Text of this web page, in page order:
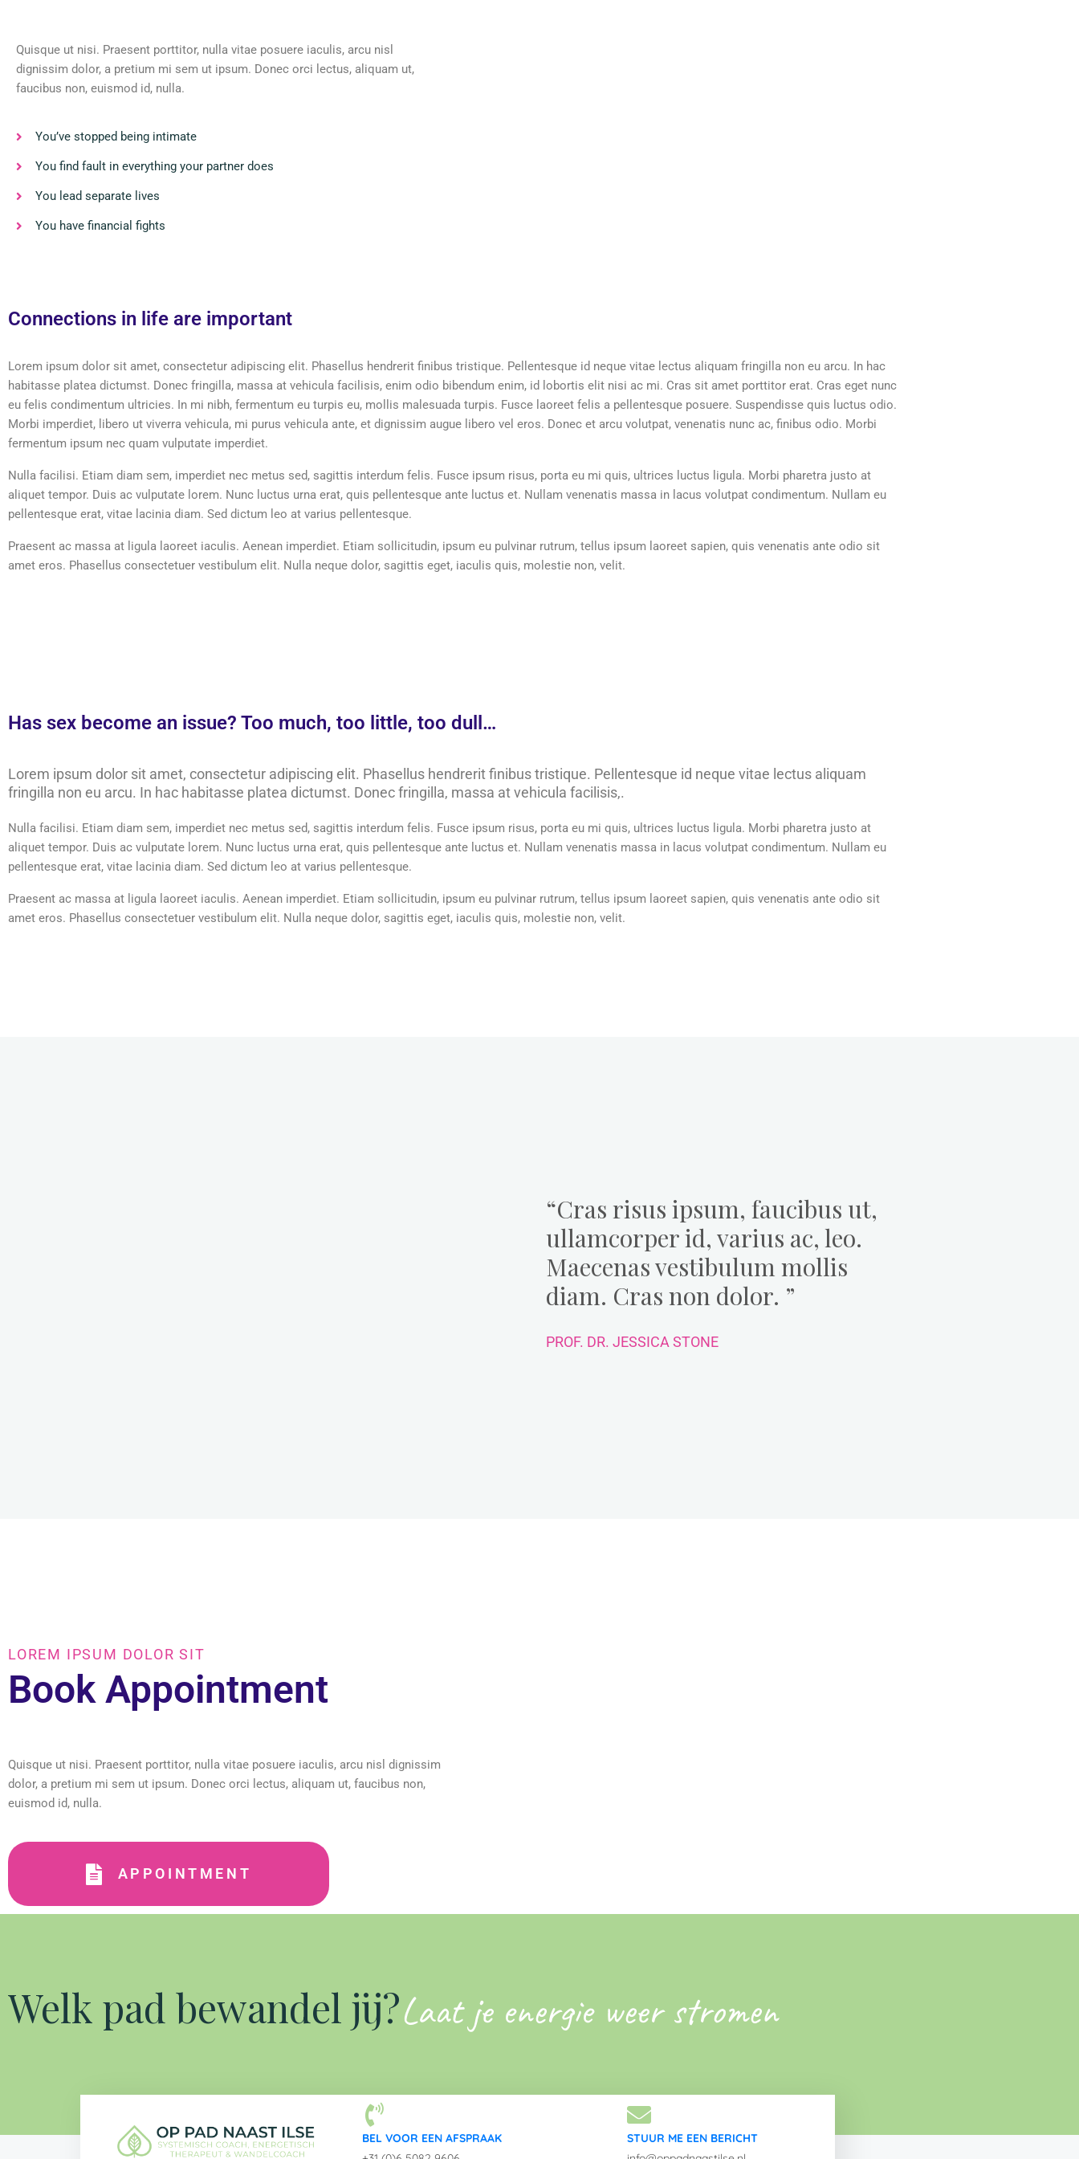
Quisque ut nisi. Praesent porttitor, nulla vitae posuere iaculis, arcu nisl
dignissim dolor, a pretium mi sem ut ipsum. Donec orci lectus, aliquam ut,
faucibus non, euismod id, nulla.
You’ve stopped being intimate
You find fault in everything your partner does
You lead separate lives
You have financial fights
Connections in life are important
Lorem ipsum dolor sit amet, consectetur adipiscing elit. Phasellus hendrerit finibus tristique. Pellentesque id neque vitae lectus aliquam fringilla non eu arcu. In hac
habitasse platea dictumst. Donec fringilla, massa at vehicula facilisis, enim odio bibendum enim, id lobortis elit nisi ac mi. Cras sit amet porttitor erat. Cras eget nunc
eu felis condimentum ultricies. In mi nibh, fermentum eu turpis eu, mollis malesuada turpis. Fusce laoreet felis a pellentesque posuere. Suspendisse quis luctus odio.
Morbi imperdiet, libero ut viverra vehicula, mi purus vehicula ante, et dignissim augue libero vel eros. Donec et arcu volutpat, venenatis nunc ac, finibus odio. Morbi
fermentum ipsum nec quam vulputate imperdiet.
Nulla facilisi. Etiam diam sem, imperdiet nec metus sed, sagittis interdum felis. Fusce ipsum risus, porta eu mi quis, ultrices luctus ligula. Morbi pharetra justo at
aliquet tempor. Duis ac vulputate lorem. Nunc luctus urna erat, quis pellentesque ante luctus et. Nullam venenatis massa in lacus volutpat condimentum. Nullam eu
pellentesque erat, vitae lacinia diam. Sed dictum leo at varius pellentesque.
Praesent ac massa at ligula laoreet iaculis. Aenean imperdiet. Etiam sollicitudin, ipsum eu pulvinar rutrum, tellus ipsum laoreet sapien, quis venenatis ante odio sit
amet eros. Phasellus consectetuer vestibulum elit. Nulla neque dolor, sagittis eget, iaculis quis, molestie non, velit.
Has sex become an issue? Too much, too little, too dull…
Lorem ipsum dolor sit amet, consectetur adipiscing elit. Phasellus hendrerit finibus tristique. Pellentesque id neque vitae lectus aliquam
fringilla non eu arcu. In hac habitasse platea dictumst. Donec fringilla, massa at vehicula facilisis,.
Nulla facilisi. Etiam diam sem, imperdiet nec metus sed, sagittis interdum felis. Fusce ipsum risus, porta eu mi quis, ultrices luctus ligula. Morbi pharetra justo at
aliquet tempor. Duis ac vulputate lorem. Nunc luctus urna erat, quis pellentesque ante luctus et. Nullam venenatis massa in lacus volutpat condimentum. Nullam eu
pellentesque erat, vitae lacinia diam. Sed dictum leo at varius pellentesque.
Praesent ac massa at ligula laoreet iaculis. Aenean imperdiet. Etiam sollicitudin, ipsum eu pulvinar rutrum, tellus ipsum laoreet sapien, quis venenatis ante odio sit
amet eros. Phasellus consectetuer vestibulum elit. Nulla neque dolor, sagittis eget, iaculis quis, molestie non, velit.
“Cras risus ipsum, faucibus ut,
ullamcorper id, varius ac, leo.
Maecenas vestibulum mollis
diam. Cras non dolor. ”
PROF. DR. JESSICA STONE
LOREM IPSUM DOLOR SIT
Book Appointment
Quisque ut nisi. Praesent porttitor, nulla vitae posuere iaculis, arcu nisl dignissim
dolor, a pretium mi sem ut ipsum. Donec orci lectus, aliquam ut, faucibus non,
euismod id, nulla.
APPOINTMENT
Welk pad bewandel jij?Laat je energie weer stromen
BEL VOOR EEN AFSPRAAK
STUUR ME EEN BERICHT